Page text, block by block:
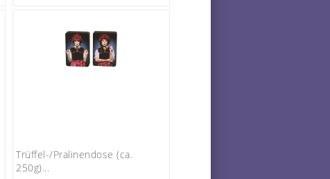
Trüffel-/Pralinendose (ca.
250g)...